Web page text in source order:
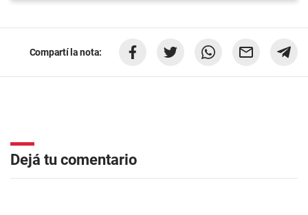
Compartí la nota:
Dejá tu comentario